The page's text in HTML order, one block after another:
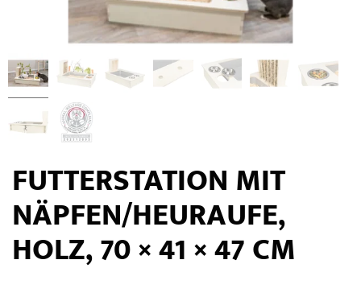
FUTTERSTATION MIT
NÄPFEN/HEURAUFE,
HOLZ, 70 × 41 × 47 CM